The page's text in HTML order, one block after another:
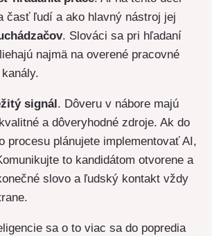
časť ľudí a ako hlavný nástroj jej
. Slováci sa pri hľadaní
najmä na overené pracovné
signál. Dôveru v nábore majú
a dôveryhodné zdroje. Ak do
procesu plánujete implementovať AI,
to kandidátom otvorene a
slovo a ľudský kontakt vždy
sa o to viac sa do popredia